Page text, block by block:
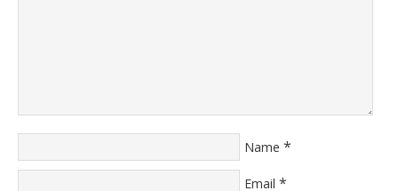
Name *
Email *